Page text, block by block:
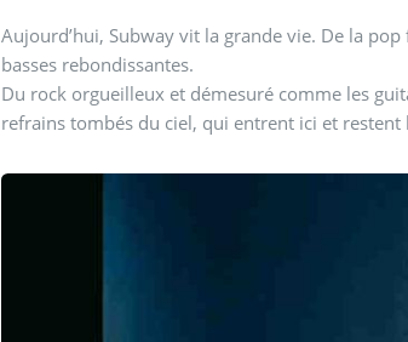
Aujourd’hui, Subway vit la grande vie. De la
basses rebondissantes.
Du rock orgueilleux et démesuré comme les
refrains tombés du ciel, qui entrent ici et